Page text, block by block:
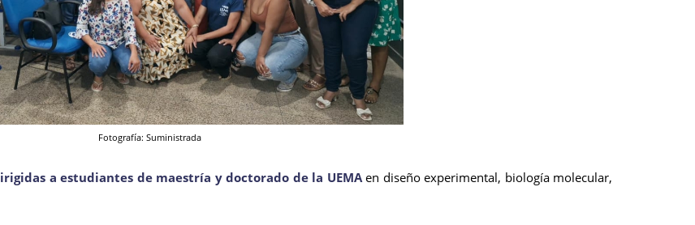
Fotografía: Suministrada
a estudiantes de maestría y doctorado de la UEMAen diseño experimental, biología molecular,